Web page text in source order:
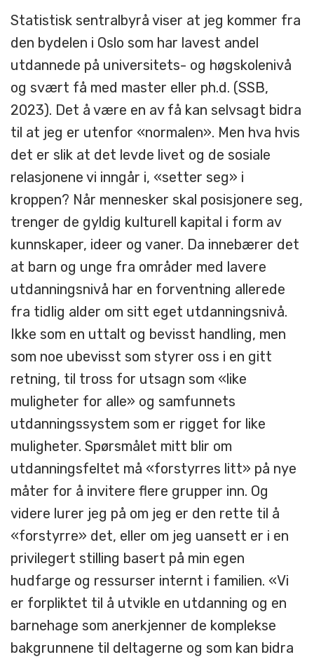
Statistisk sentralbyrå viser at jeg kommer fra
den bydelen i Oslo som har lavest andel
utdannede på universitets- og høgskolenivå
og svært få med master eller ph.d. (SSB,
2023). Det å være en av få kan selvsagt bidra
til at jeg er utenfor «normalen». Men hva hvis
det er slik at det levde livet og de sosiale
relasjonene vi inngår i, «setter seg» i
kroppen? Når mennesker skal posisjonere seg,
trenger de gyldig kulturell kapital i form av
kunnskaper, ideer og vaner. Da innebærer det
at barn og unge fra områder med lavere
utdanningsnivå har en forventning allerede
fra tidlig alder om sitt eget utdanningsnivå.
Ikke som en uttalt og bevisst handling, men
som noe ubevisst som styrer oss i en gitt
retning, til tross for utsagn som «like
muligheter for alle» og samfunnets
utdanningssystem som er rigget for like
muligheter. Spørsmålet mitt blir om
utdanningsfeltet må «forstyrres litt» på nye
måter for å invitere flere grupper inn. Og
videre lurer jeg på om jeg er den rette til å
«forstyrre» det, eller om jeg uansett er i en
privilegert stilling basert på min egen
hudfarge og ressurser internt i familien. «Vi
er forpliktet til å utvikle en utdanning og en
barnehage som anerkjenner de komplekse
bakgrunnene til deltagerne og som kan bidra